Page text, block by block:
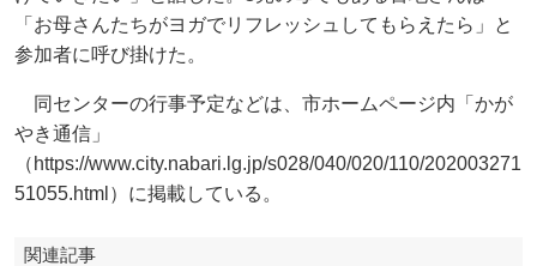
「お母さんたちがヨガでリフレッシュしてもらえたら」と
参加者に呼び掛けた。
同センターの行事予定などは、市ホームページ内「かが
やき通信」
（https://www.city.nabari.lg.jp/s028/040/020/110/202003271
51055.html）に掲載している。
関連記事